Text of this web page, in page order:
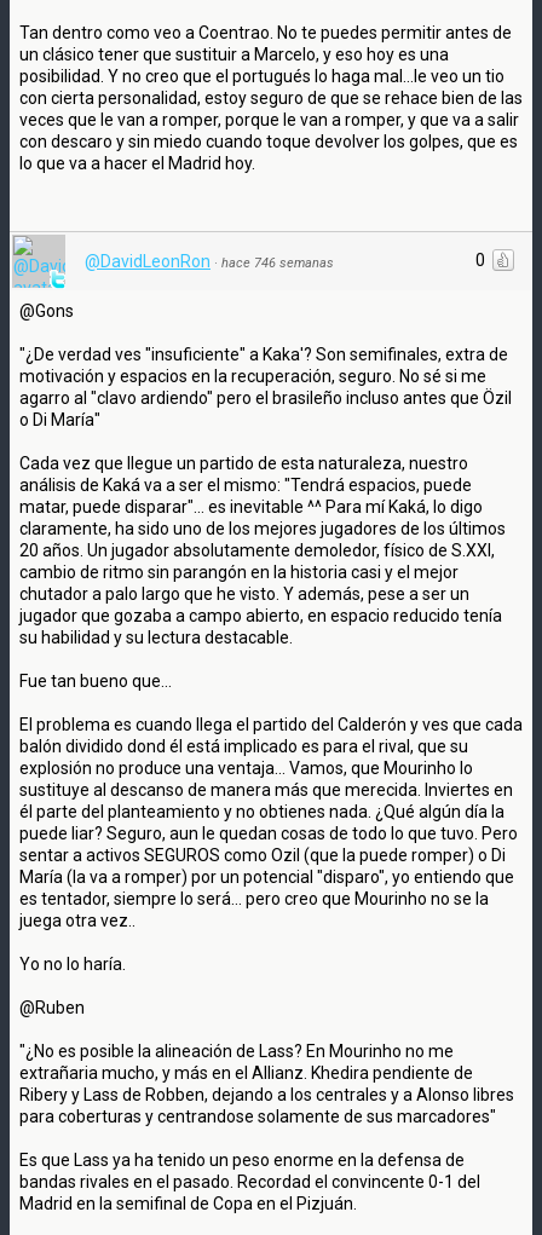
Tan dentro como veo a Coentrao. No te puedes permitir antes de
un clásico tener que sustituir a Marcelo, y eso hoy es una
posibilidad. Y no creo que el portugués lo haga mal...le veo un tio
con cierta personalidad, estoy seguro de que se rehace bien de las
veces que le van a romper, porque le van a romper, y que va a salir
con descaro y sin miedo cuando toque devolver los golpes, que es
lo que va a hacer el Madrid hoy.
0
@DavidLeonRon · hace 746 semanas
@Gons
"¿De verdad ves "insuficiente" a Kaka'? Son semifinales, extra de
motivación y espacios en la recuperación, seguro. No sé si me
agarro al "clavo ardiendo" pero el brasileño incluso antes que Özil
o Di María"
Cada vez que llegue un partido de esta naturaleza, nuestro
análisis de Kaká va a ser el mismo: "Tendrá espacios, puede
matar, puede disparar"... es inevitable ^^ Para mí Kaká, lo digo
claramente, ha sido uno de los mejores jugadores de los últimos
20 años. Un jugador absolutamente demoledor, físico de S.XXI,
cambio de ritmo sin parangón en la historia casi y el mejor
chutador a palo largo que he visto. Y además, pese a ser un
jugador que gozaba a campo abierto, en espacio reducido tenía
su habilidad y su lectura destacable.
Fue tan bueno que...
El problema es cuando llega el partido del Calderón y ves que cada
balón dividido dond él está implicado es para el rival, que su
explosión no produce una ventaja... Vamos, que Mourinho lo
sustituye al descanso de manera más que merecida. Inviertes en
él parte del planteamiento y no obtienes nada. ¿Qué algún día la
puede liar? Seguro, aun le quedan cosas de todo lo que tuvo. Pero
sentar a activos SEGUROS como Ozil (que la puede romper) o Di
María (la va a romper) por un potencial "disparo", yo entiendo que
es tentador, siempre lo será... pero creo que Mourinho no se la
juega otra vez..
Yo no lo haría.
@Ruben
"¿No es posible la alineación de Lass? En Mourinho no me
extrañaria mucho, y más en el Allianz. Khedira pendiente de
Ribery y Lass de Robben, dejando a los centrales y a Alonso libres
para coberturas y centrandose solamente de sus marcadores"
Es que Lass ya ha tenido un peso enorme en la defensa de
bandas rivales en el pasado. Recordad el convincente 0-1 del
Madrid en la semifinal de Copa en el Pizjuán.